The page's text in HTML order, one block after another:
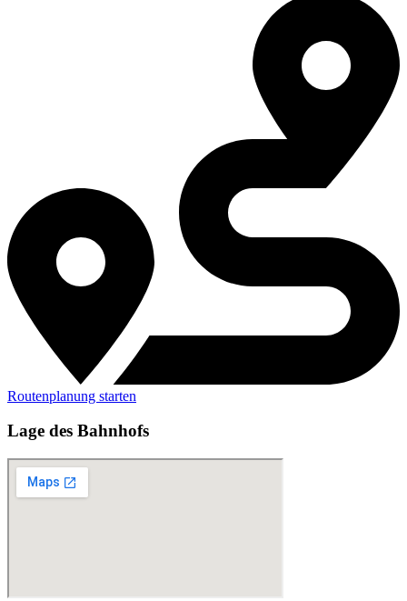
Routenplanung starten
Lage des Bahnhofs